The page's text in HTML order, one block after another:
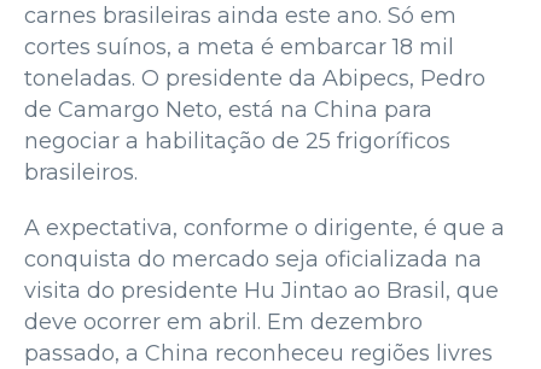
carnes brasileiras ainda este ano. Só em
cortes suínos, a meta é embarcar 18 mil
toneladas. O presidente da Abipecs, Pedro
de Camargo Neto, está na China para
negociar a habilitação de 25 frigoríficos
brasileiros.
A expectativa, conforme o dirigente, é que a
conquista do mercado seja oficializada na
visita do presidente Hu Jintao ao Brasil, que
deve ocorrer em abril. Em dezembro
passado, a China reconheceu regiões livres